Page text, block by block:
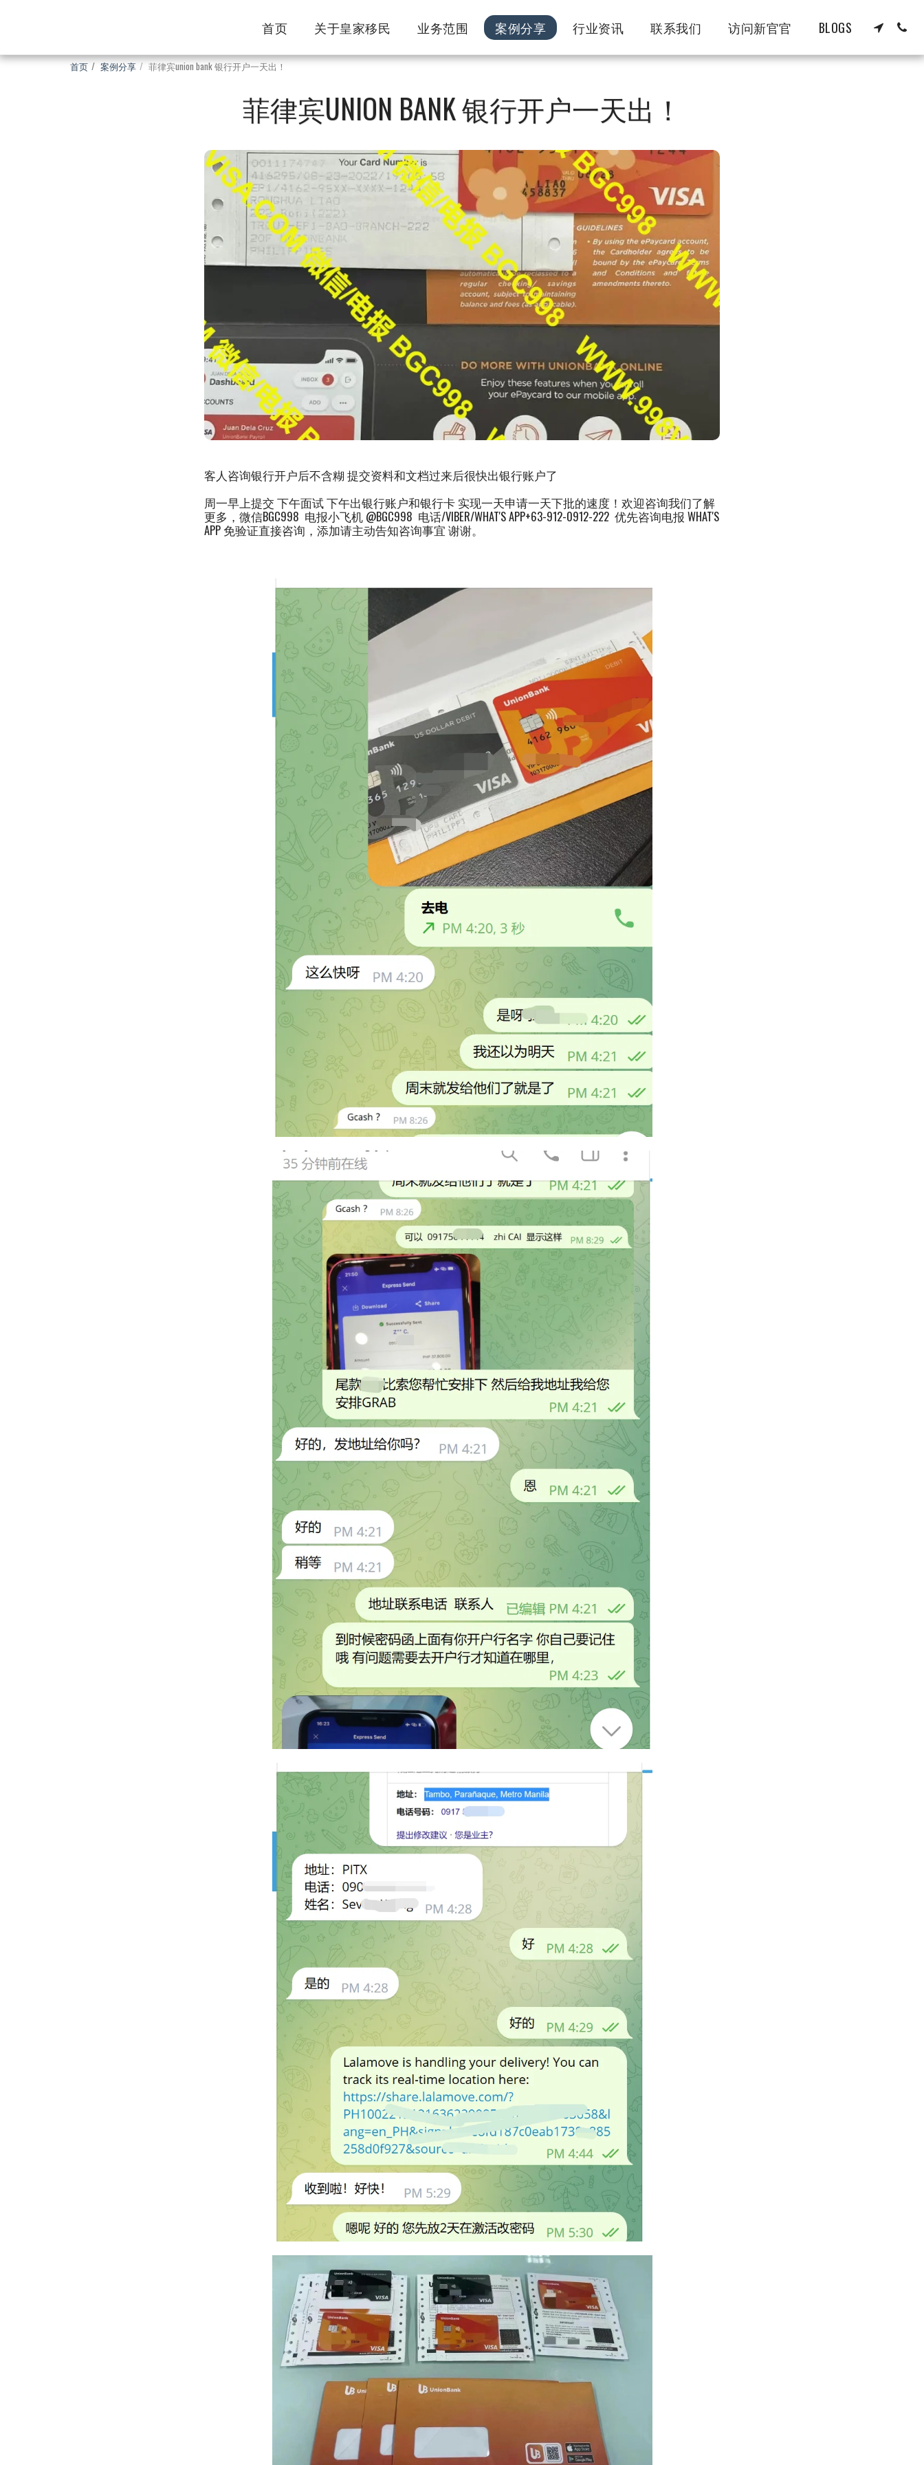
首页 关于皇家移民 业务范围 案例分享 行业资讯 联系我们 访问新官官 BLOGS
首页 案例分享 菲律宾union bank 银行开户一天出！
菲律宾UNION BANK 银行开户一天出！
客人咨询银行开户后不含糊 提交资料和文档过来后很快出银行账户了
周一早上提交 下午面试 下午出银行账户和银行卡 实现一天申请一天下批的速度！欢迎咨询我们了解
更多，微信BGC998 电报小飞机 @BGC998 电话/VIBER/WHAT'S APP+63-912-0912-222 优先咨询电报 WHAT'S
APP 免验证直接咨询，添加请主动告知咨询事宜 谢谢。